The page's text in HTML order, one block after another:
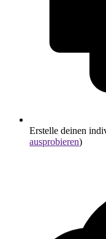
Erstelle deinen
ausprobieren)